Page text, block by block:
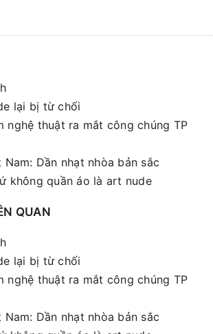
lại bị từ chối
nghệ thuật ra mắt công chúng TP
Dần nhạt nhòa bản sắc
không quần áo là art nude
QUAN
lại bị từ chối
nghệ thuật ra mắt công chúng TP
Dần nhạt nhòa bản sắc